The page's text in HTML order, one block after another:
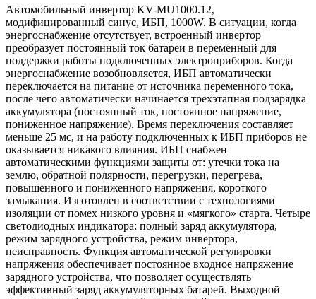
составляла
17,664.00₽.
16,192.00₽.
Автомобильный инвертор KV-MU1000.12,
модифицированный синус, ИБП, 1000W. В ситуации, когда
энергоснабжение отсутствует, встроенный инвертор
преобразует постоянный ток батареи в переменный для
поддержки работы подключенных электроприборов. Когда
энергоснабжение возобновляется, ИБП автоматически
переключается на питание от источника переменного тока,
после чего автоматически начинается трехэтапная подзарядка
аккумулятора (постоянный ток, постоянное напряжение,
пониженное напряжение). Время переключения составляет
меньше 25 мс, и на работу подключенных к ИБП приборов не
оказывается никакого влияния. ИБП снабжен
автоматическими функциями защиты от: утечки тока на
землю, обратной полярности, перегрузки, перегрева,
повышенного и пониженного напряжения, короткого
замыкания. Изготовлен в соответствии с технологиями
изоляции от помех низкого уровня и «мягкого» старта. Четыре
светодиодных индикатора: полный заряд аккумулятора,
режим зарядного устройства, режим инвертора,
неисправность. Функция автоматической регулировки
напряжения обеспечивает постоянное входное напряжение
зарядного устройства, что позволяет осуществлять
эффективный заряд аккумуляторных батарей. Выходной